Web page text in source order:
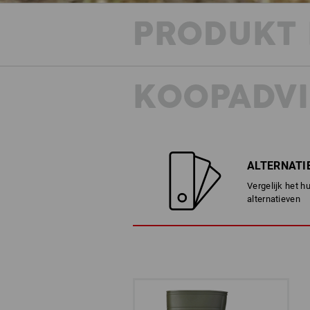
PRODUKT
Vergelijk het
alternatieven